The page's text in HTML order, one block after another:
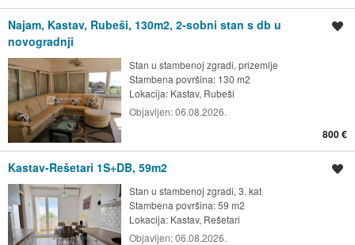
Najam, Kastav, Rubeši, 130m2, 2-sobni stan s db u
novogradnji
Stan u stambenoj zgradi, prizemlje
Stambena površina: 130 m2
Lokacija: Kastav, Rubeši
Objavljen:06.08.2026.
800 €
Kastav-Rešetari 1S+DB, 59m2
Stan u stambenoj zgradi, 3. kat
Stambena površina: 59 m2
Lokacija: Kastav, Rešetari
Objavljen:06.08.2026.